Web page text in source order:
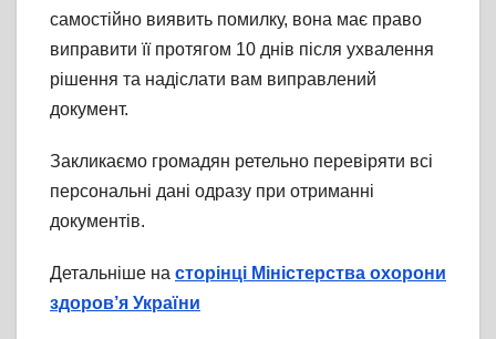
самостійно виявить помилку, вона має право
виправити її протягом 10 днів після ухвалення
рішення та надіслати вам виправлений
документ.
Закликаємо громадян ретельно перевіряти всі
персональні дані одразу при отриманні
документів.
Детальніше на сторінці Міністерства охорони
здоров’я України